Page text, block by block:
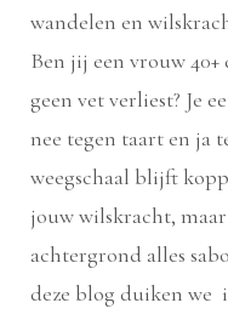
wandelen en
Ben jij een vrouw 40+
geen vet verliest? Je
nee tegen taart en ja
weegschaal blijft
jouw wilskracht,
achtergrond alles
deze blog duiken we